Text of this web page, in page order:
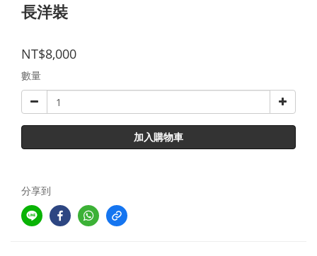
長洋裝
NT$8,000
數量
加入購物車
分享到